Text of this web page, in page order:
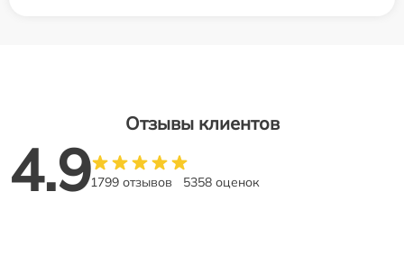
Отзывы клиентов
4.91799 отзывов 5358 оценок